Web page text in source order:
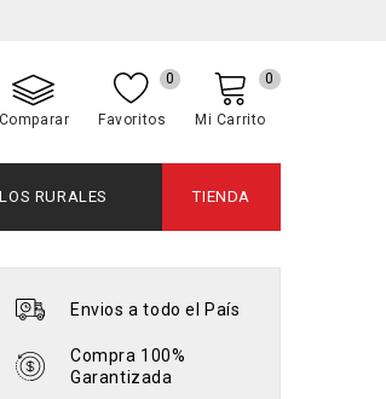
Comparar Favoritos
0
Mi Carrito
0
RURALES TIENDA
Envios a todo el País
Compra 100%
Garantizada